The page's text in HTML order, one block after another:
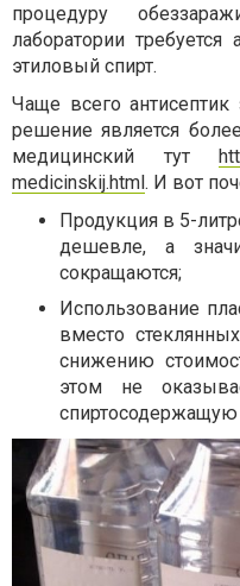
процедуру
лаборатории
этиловый спирт.
Чаще всего
решение является
медицинский тут
medicinskij.html. И вот
Продукция в 5-
дешевле, а
сокращаются;
Использование
вместо
снижению
этом не